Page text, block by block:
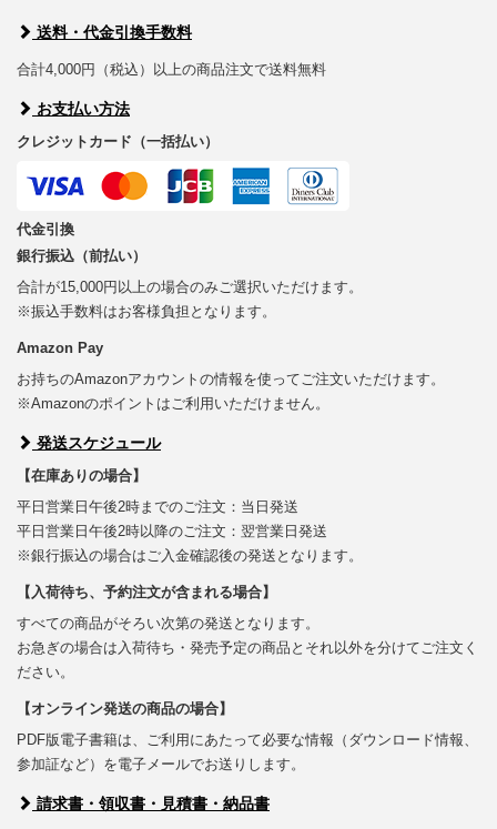
送料・代金引換手数料
合計4,000円（税込）以上の商品注文で送料無料
お支払い方法
クレジットカード（一括払い）
代金引換
銀行振込（前払い）
合計が15,000円以上の場合のみご選択いただけます。
※振込手数料はお客様負担となります。
Amazon Pay
お持ちのAmazonアカウントの情報を使ってご注文いただけます。
※Amazonのポイントはご利用いただけません。
発送スケジュール
【在庫ありの場合】
平日営業日午後2時までのご注文：当日発送
平日営業日午後2時以降のご注文：翌営業日発送
※銀行振込の場合はご入金確認後の発送となります。
【入荷待ち、予約注文が含まれる場合】
すべての商品がそろい次第の発送となります。
お急ぎの場合は入荷待ち・発売予定の商品とそれ以外を分けてご注文く
ださい。
【オンライン発送の商品の場合】
PDF版電子書籍は、ご利用にあたって必要な情報（ダウンロード情報、
参加証など）を電子メールでお送りします。
請求書・領収書・見積書・納品書